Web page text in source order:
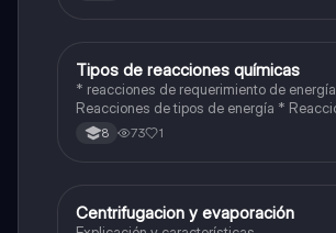
Química
Tipos de reacciones químicas
* reacciones de requerimiento de energía *
Reacciones de tipos de energía * Reacciones de
requerimiento de energía
8 73 1
Química
Centrifugacion y evaporación